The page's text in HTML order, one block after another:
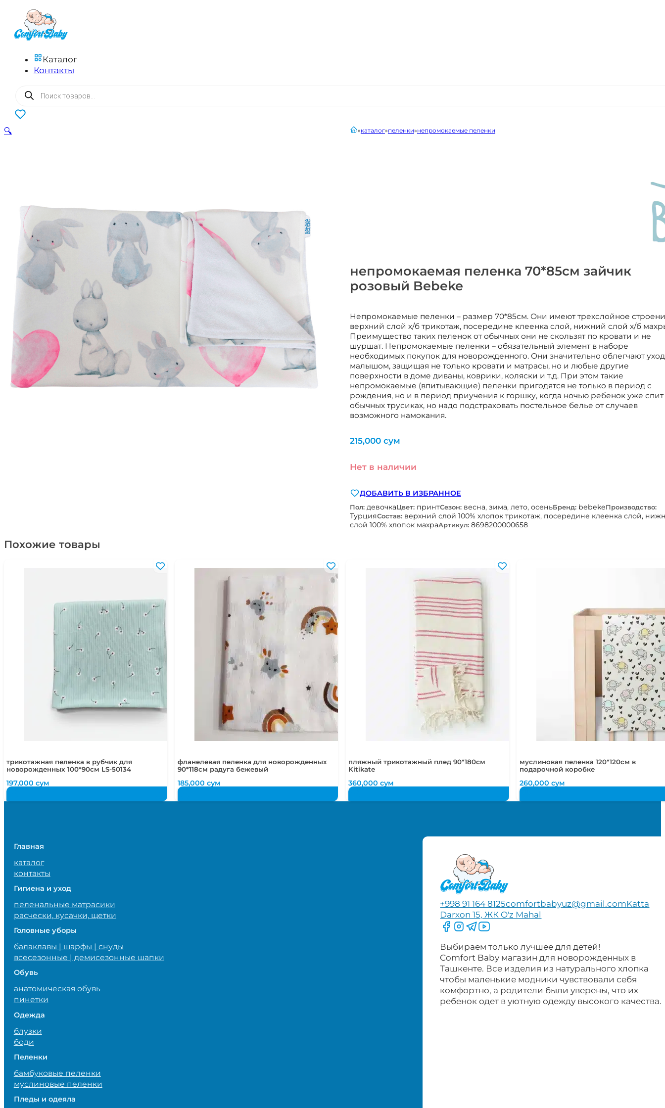
Каталог
Контакты
Поиск
товаров
0
непромокаемая пеленка 70*85см зайчик
розовый Bebeke
Непромокаемые пеленки – размер 70*85см. Они имеют трехслойное
верхний слой х/б трикотаж, посередине клеенка слой, нижний слой х/б
Преимущество таких пеленок от обычных они не скользят по кровати и не
шуршат. Непромокаемые пеленки – обязательный элемент в наборе
необходимых покупок для новорожденного. Они значительно облегчают
малышом, защищая не только кровати и матрасы, но и любые другие
поверхности в доме диваны, коврики, коляски и т.д. При этом такие
непромокаемые (впитывающие) пеленки пригодятся не только в период с
рождения, но и в период приучения к горшку, когда ночью ребенок уже спит
обычных трусиках, но надо подстраховать постельное белье от случаев
возможного намокания.
главнаякаталог пеленки непромокаемые пеленки
215,000 сум
Нет в наличии
ДОБАВИТЬ В ИЗБРАННОЕ
Пол: девочкаЦвет: принтСезон: весна, зима, лето, осеньБренд: bebekeПроизводство:
ТурцияСостав: верхний слой 100% хлопок трикотаж, посередине клеенка слой,
слой 100% хлопок махраАртикул: 8698200000658
🔍
Похожие товары
трикотажная пеленка в рубчик для
новорожденных 100*90см LS-50134
197,000сум
фланелевая пеленка для новорожденных
90*118см радуга бежевый
185,000 сум
пляжный трикотажный плед 90*180см
Kitikate
360,000сум
муслиновая пеленка 120*120см в
подарочной коробке
260,000 сум
Главная
каталог
контакты
Гигиена и уход
пеленальные матрасики
расчески, кусачки, щетки
Головные уборы
балаклавы | шарфы | снуды
всесезонные | демисезонные шапки
Обувь
анатомическая обувь
пинетки
Одежда
блузки
боди
Пеленки
бамбуковые пеленки
муслиновые пеленки
Пледы и одеяла
+998 91 164 8125comfortbabyuz@gmail.comKatta
Darxon 15, ЖК O'z Mahal
Следите за нами на Facebook
Следите за нами в Instagram
Следите за нами в Telegram
Следите за нами в YouTube
Выбираем только лучшее для детей!
Comfort Baby магазин для новорожденных в
Ташкенте. Все изделия из натурального хлопка
чтобы маленькие модники чувствовали себя
комфортно, а родители были уверены, что их
ребенок одет в уютную одежду высокого качества.